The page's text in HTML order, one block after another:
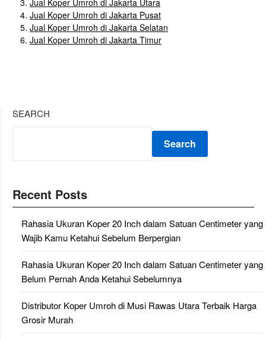
Jual Koper Umroh di Jakarta Utara
Jual Koper Umroh di Jakarta Pusat
Jual Koper Umroh di Jakarta Selatan
Jual Koper Umroh di Jakarta Timur
SEARCH
Search
Recent Posts
Rahasia Ukuran Koper 20 Inch dalam Satuan Centimeter yang
Wajib Kamu Ketahui Sebelum Berpergian
Rahasia Ukuran Koper 20 Inch dalam Satuan Centimeter yang
Belum Pernah Anda Ketahui Sebelumnya
Distributor Koper Umroh di Musi Rawas Utara Terbaik Harga
Grosir Murah